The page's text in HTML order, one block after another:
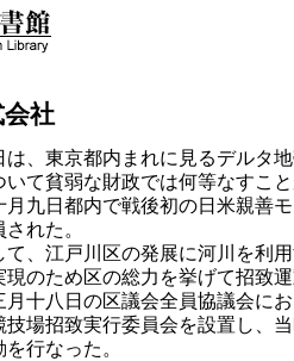
社
、東京都内まれに見るデルタ
いて貧弱な財政では何等なすこ
九日都内で戦後初の日米親善
れた。
、江戸川区の発展に河川を利
現のため区の総力を挙げて招致
十八日の区議会全員協議会に
技場招致実行委員会を設置し、
行なった。